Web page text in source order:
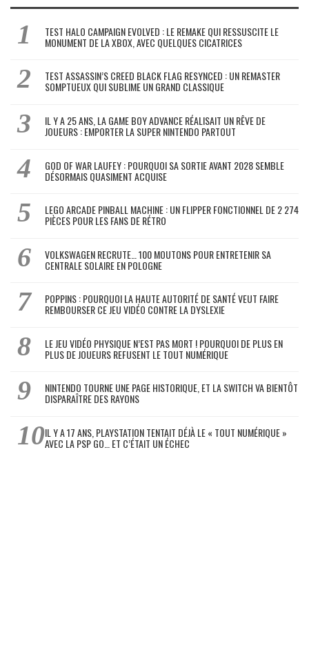
TEST HALO CAMPAIGN EVOLVED : LE REMAKE QUI RESSUSCITE LE
MONUMENT DE LA XBOX, AVEC QUELQUES CICATRICES
TEST ASSASSIN’S CREED BLACK FLAG RESYNCED : UN REMASTER
SOMPTUEUX QUI SUBLIME UN GRAND CLASSIQUE
IL Y A 25 ANS, LA GAME BOY ADVANCE RÉALISAIT UN RÊVE DE
JOUEURS : EMPORTER LA SUPER NINTENDO PARTOUT
GOD OF WAR LAUFEY : POURQUOI SA SORTIE AVANT 2028 SEMBLE
DÉSORMAIS QUASIMENT ACQUISE
LEGO ARCADE PINBALL MACHINE : UN FLIPPER FONCTIONNEL DE 2 274
PIÈCES POUR LES FANS DE RÉTRO
VOLKSWAGEN RECRUTE… 100 MOUTONS POUR ENTRETENIR SA
CENTRALE SOLAIRE EN POLOGNE
POPPINS : POURQUOI LA HAUTE AUTORITÉ DE SANTÉ VEUT FAIRE
REMBOURSER CE JEU VIDÉO CONTRE LA DYSLEXIE
LE JEU VIDÉO PHYSIQUE N’EST PAS MORT ! POURQUOI DE PLUS EN
PLUS DE JOUEURS REFUSENT LE TOUT NUMÉRIQUE
NINTENDO TOURNE UNE PAGE HISTORIQUE, ET LA SWITCH VA BIENTÔT
DISPARAÎTRE DES RAYONS
IL Y A 17 ANS, PLAYSTATION TENTAIT DÉJÀ LE « TOUT NUMÉRIQUE »
AVEC LA PSP GO… ET C’ÉTAIT UN ÉCHEC